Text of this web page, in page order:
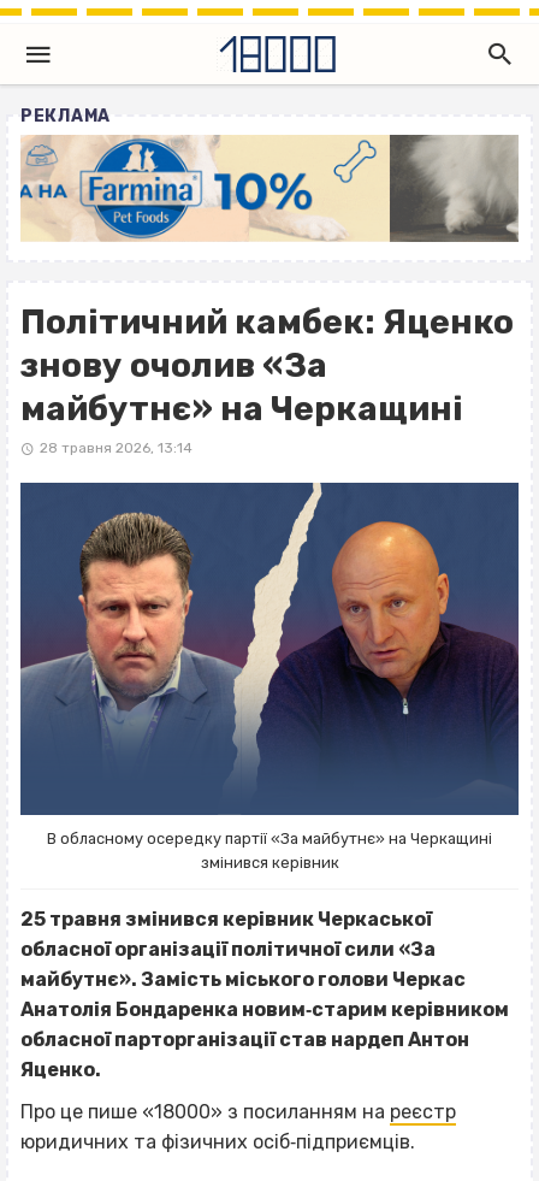
РЕКЛАМА
Політичний камбек: Яценко
знову очолив «За
майбутнє» на Черкащині
28 травня 2026, 13:14
В обласному осередку партії «За майбутнє» на Черкащині
змінився керівник
25 травня змінився керівник Черкаської
обласної організації політичної сили «За
майбутнє». Замість міського голови Черкас
Анатолія Бондаренка новим‐старим керівником
обласної парторганізації став нардеп Антон
Яценко.
Про це пише «18000» з посиланням на реєстр
юридичних та фізичних осіб‐підприємців.